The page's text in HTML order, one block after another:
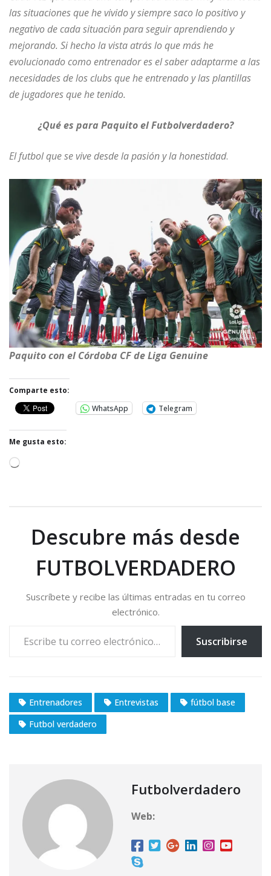
las situaciones que he vivido y siempre saco lo positivo y
negativo de cada situación para seguir aprendiendo y
mejorando. Si hecho la vista atrás lo que más he
evolucionado como entrenador es el saber adaptarme a las
necesidades de los clubs que he entrenado y las plantillas
de jugadores que he tenido.
¿Qué es para Paquito el Futbolverdadero?
El futbol que se vive desde la pasión y la honestidad.
Paquito con el Córdoba CF de Liga Genuine
Comparte esto:
WhatsApp
Telegram
Me gusta esto:
C
Descubre más desde
FUTBOLVERDADERO
Suscríbete y recibe las últimas entradas en tu correo
electrónico.
Suscribirse
Entrenadores Entrevistas
fútbol base
Futbol verdadero
Futbolverdadero
Web: